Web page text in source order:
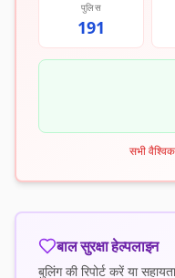
पुलिस
191
सभी
बाल सुरक्षा हेल्पलाइन
बुलिंग की रिपोर्ट करें या